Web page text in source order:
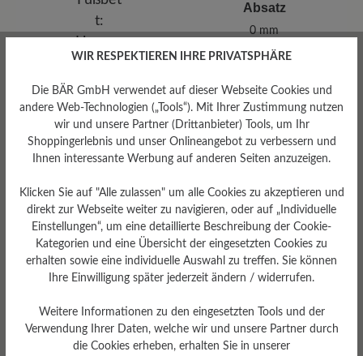
Herausnehmbares
Fußbett
Fußbett 4 mm mit
Lederbezug
Absatz
0 mm
WIR RESPEKTIEREN IHRE PRIVATSPHÄRE
Die BÄR GmbH verwendet auf dieser Webseite Cookies und
andere Web-Technologien („Tools“). Mit Ihrer Zustimmung nutzen
wir und unsere Partner (Drittanbieter) Tools, um Ihr
Shoppingerlebnis und unser Onlineangebot zu verbessern und
Ihnen interessante Werbung auf anderen Seiten anzuzeigen.
Klicken Sie auf "Alle zulassen" um alle Cookies zu akzeptieren und
direkt zur Webseite weiter zu navigieren, oder auf „Individuelle
Einstellungen“, um eine detaillierte Beschreibung der Cookie-
Kategorien und eine Übersicht der eingesetzten Cookies zu
erhalten sowie eine individuelle Auswahl zu treffen. Sie können
Ihre Einwilligung später jederzeit ändern / widerrufen.
Weitere Informationen zu den eingesetzten Tools und der
Verwendung Ihrer Daten, welche wir und unsere Partner durch
die Cookies erheben, erhalten Sie in unserer